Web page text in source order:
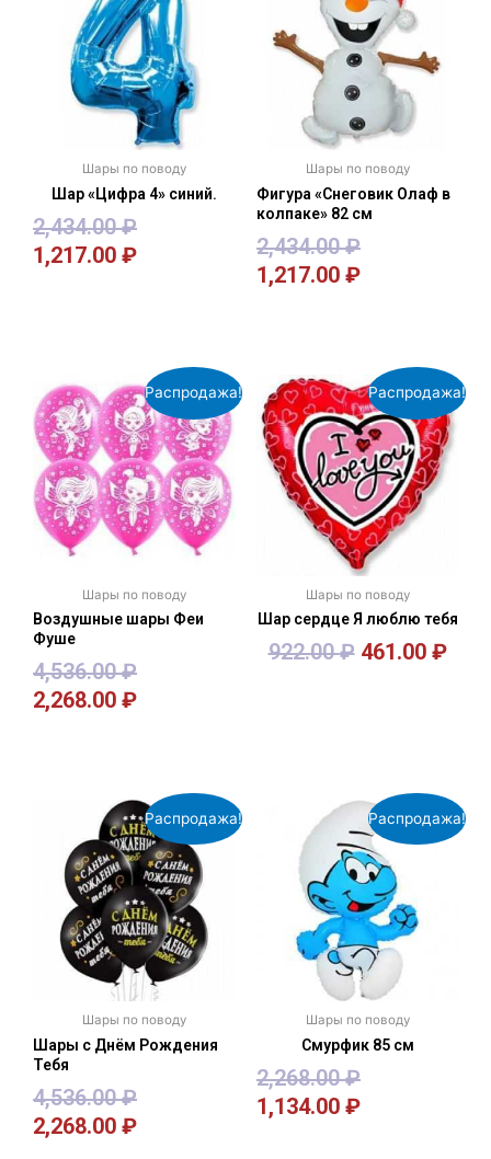
Шары по поводу
Шар «Цифра 4» синий.
2,434.00₽
1,217.00 ₽
Шары по поводу
Фигура «Снеговик Олаф в
колпаке» 82 см
2,434.00₽
1,217.00 ₽
Распродажа!
Шары по поводу
Воздушные шары Феи
Фуше
4,536.00₽
2,268.00 ₽
Распродажа!
Шары по поводу
Шар сердце Я люблю тебя
922.00₽ 461.00 ₽
Распродажа!
Шары по поводу
Шары с Днём Рождения
Тебя
4,536.00₽
2,268.00 ₽
Распродажа!
Шары по поводу
Смурфик 85 см
2,268.00₽
1,134.00 ₽